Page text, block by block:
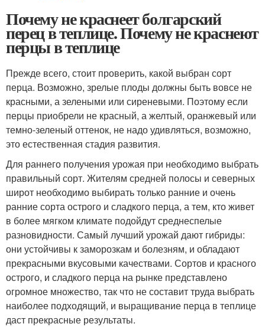
Почему не краснеет болгарский
перец в теплице. Почему не краснеют
перцы в теплице
Прежде всего, стоит проверить, какой выбран сорт
перца. Возможно, зрелые плоды должны быть вовсе не
красными, а зелеными или сиреневыми. Поэтому если
перцы приобрели не красный, а желтый, оранжевый или
темно-зеленый оттенок, не надо удивляться, возможно,
это естественная стадия развития.
Для раннего получения урожая при необходимо выбрать
правильный сорт. Жителям средней полосы и северных
широт необходимо выбирать только ранние и очень
ранние сорта острого и сладкого перца, а тем, кто живет
в более мягком климате подойдут среднеспелые
разновидности. Самый лучший урожай дают гибриды:
они устойчивы к заморозкам и болезням, и обладают
прекрасными вкусовыми качествами. Сортов и красного
острого, и сладкого перца на рынке представлено
огромное множество, так что не составит труда выбрать
наиболее подходящий, и выращивание перца в теплице
даст прекрасные результаты.